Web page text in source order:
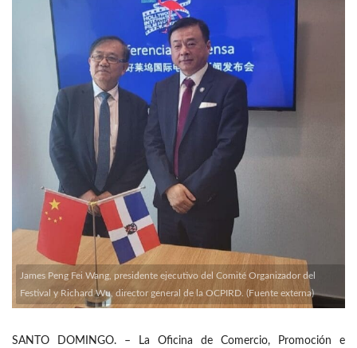
James Peng Fei Wang, presidente ejecutivo del Comité Organizador del
Festival y Richard Wu, director general de la OCPIRD. (Fuente externa)
SANTO DOMINGO. – La Oficina de Comercio, Promoción e